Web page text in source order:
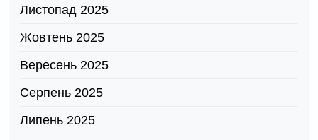
Листопад 2025
Жовтень 2025
Вересень 2025
Серпень 2025
Липень 2025